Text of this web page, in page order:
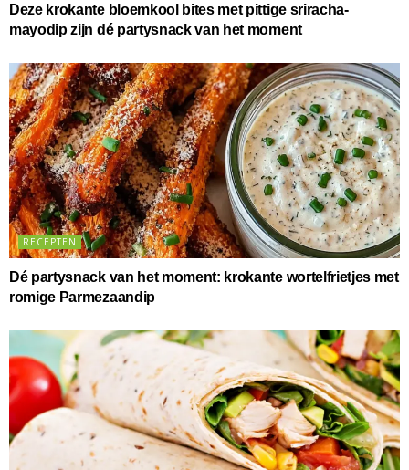
Deze krokante bloemkool bites met pittige sriracha-
mayodip zijn dé partysnack van het moment
RECEPTEN
Dé partysnack van het moment: krokante wortelfrietjes met
romige Parmezaandip